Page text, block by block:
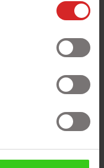
skrivbordsfäste,
ett vridbart och
en, men två 13-
passar din
som du håller
enkelt installera
totalt).